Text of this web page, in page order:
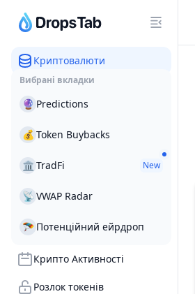
Криптовалюти
Вибрані вкладки
🔮 Predictions
💰 Token Buybacks
🏛 TradFi New
📡 VWAP Radar
🪂 Потенційний ейрдроп
Крипто Активності
Розлок токенів
B3.25%